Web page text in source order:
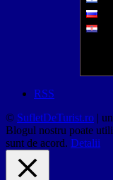
RSS
© SufletDeTurist.ro |
Blogul nostru poate
sunt de acord. Detalii